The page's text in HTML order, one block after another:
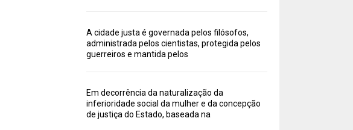
A cidade justa é governada pelos filósofos,
administrada pelos cientistas, protegida pelos
guerreiros e mantida pelos
Em decorrência da naturalização da
inferioridade social da mulher e da concepção
de justiça do Estado, baseada na